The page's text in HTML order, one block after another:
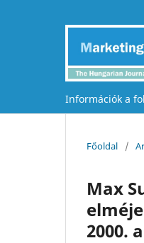
Információk a
Főoldal /
Max
2000.